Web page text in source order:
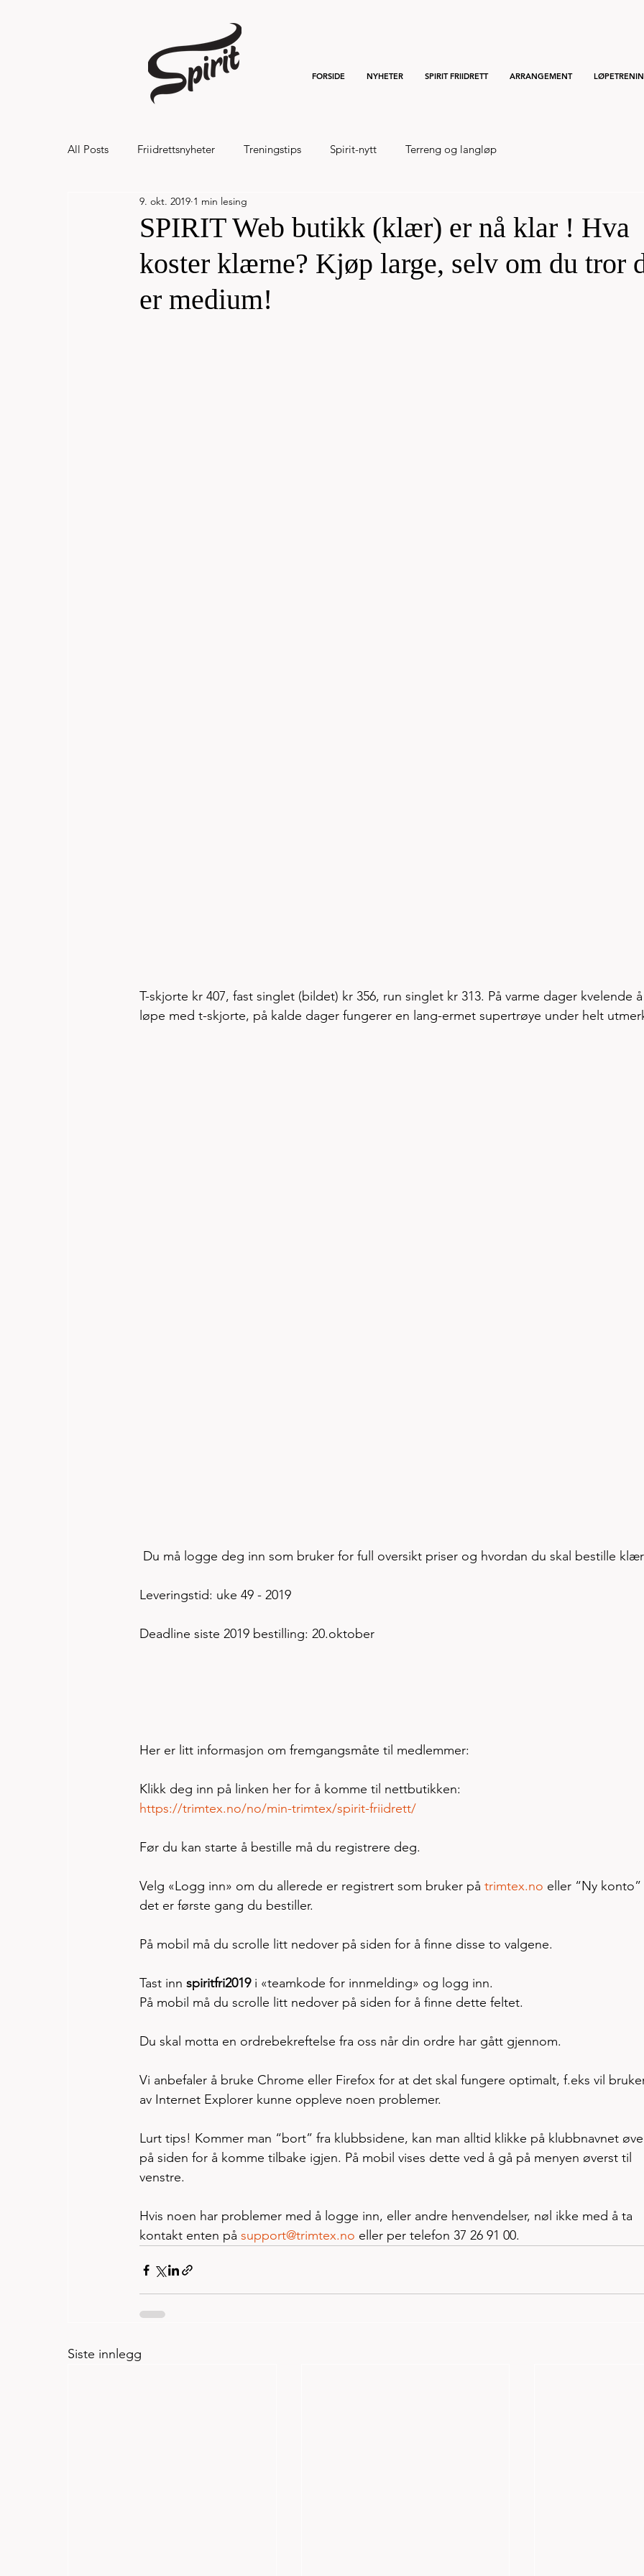
FORSIDE NYHETER SPIRIT FRIIDRETT ARRANGEMENT
All Posts Friidrettsnyheter Treningstips Spirit-nytt Terreng og langløp
Hålandsvannet halvmaraton og 7km 20
SPIRIT Web butikk (klær) er nå klar ! Hva
koster klærne? Kjøp large, selv om du tror
er medium!
9. okt. 2019 1 min lesing
T-skjorte kr 407, fast singlet (bildet) kr 356, run singlet kr 313. På varme dager kvelende
løpe med t-skjorte, på kalde dager fungerer en lang-ermet supertrøye under helt
Du må logge deg inn som bruker for full oversikt priser og hvordan du skal bestille klær
Leveringstid: uke 49 - 2019
Deadline siste 2019 bestilling: 20.oktober
Her er litt informasjon om fremgangsmåte til medlemmer:
Klikk deg inn på linken her for å komme til nettbutikken:
https://trimtex.no/no/min-trimtex/spirit-friidrett/
Før du kan starte å bestille må du registrere deg.
Velg «Logg inn» om du allerede er registrert som bruker på trimtex.no eller “Ny
det er første gang du bestiller.
På mobil må du scrolle litt nedover på siden for å finne disse to valgene.
Tast inn spiritfri2019 i «teamkode for innmelding» og logg inn.
På mobil må du scrolle litt nedover på siden for å finne dette feltet.
Du skal motta en ordrebekreftelse fra oss når din ordre har gått gjennom.
Vi anbefaler å bruke Chrome eller Firefox for at det skal fungere optimalt, f.eks vil
av Internet Explorer kunne oppleve noen problemer.
Lurt tips! Kommer man “bort” fra klubbsidene, kan man alltid klikke på klubbnavnet
på siden for å komme tilbake igjen. På mobil vises dette ved å gå på menyen øverst til
venstre.
Hvis noen har problemer med å logge inn, eller andre henvendelser, nøl ikke med å ta
kontakt enten på support@trimtex.no eller per telefon 37 26 91 00.
Siste innlegg